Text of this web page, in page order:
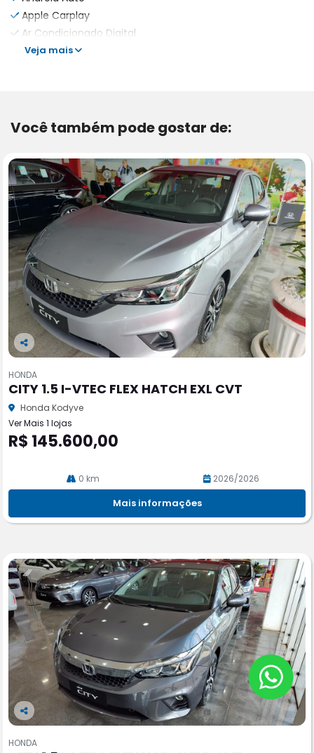
Apple Carplay
Ar Condicionado Digital
Veja mais
Você também pode gostar de:
Co
pa
rtil
he
HONDA
CITY 1.5 I-VTEC FLEX HATCH EXL CVT
Honda Kodyve
Ver Mais 1 lojas
R$ 145.600,00
0 km 2026/2026
Mais informações
Co
pa
HONDA